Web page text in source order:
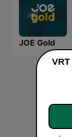
JOE Gold